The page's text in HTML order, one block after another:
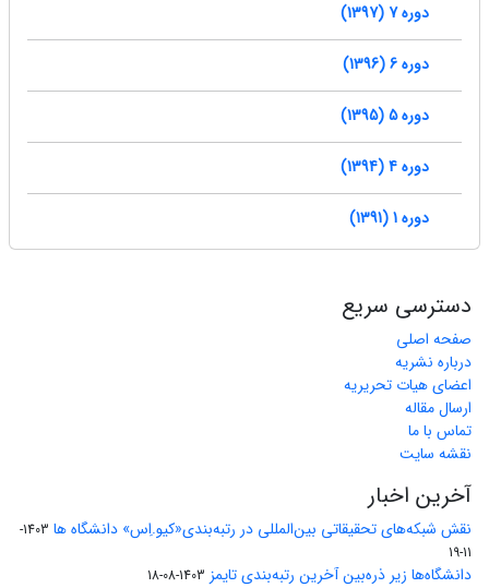
دوره 7 (1397)
دوره 6 (1396)
دوره 5 (1395)
دوره 4 (1394)
دوره 1 (1391)
دسترسی سریع
صفحه اصلی
درباره نشریه
اعضای هیات تحریریه
ارسال مقاله
تماس با ما
نقشه سایت
آخرین اخبار
نقش شبکه‌های تحقیقاتی بین‌المللی در رتبه‌بندی«کیو.اِس» دانشگاه ها
1403-
11-19
دانشگاه‌ها زیر ذره‌بین آخرین رتبه‌بندی تایمز 1403-08-18